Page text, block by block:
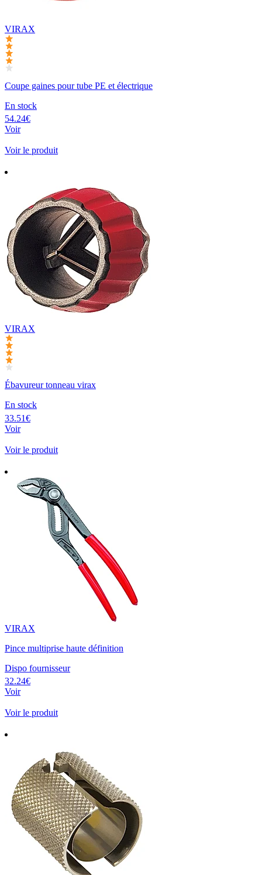
VIRAX
Coupe gaines pour tube PE et électrique
En stock
54.24€
Voir
Voir le produit
VIRAX
Ébavureur tonneau virax
En stock
33.51€
Voir
Voir le produit
VIRAX
Pince multiprise haute définition
Dispo fournisseur
32.24€
Voir
Voir le produit